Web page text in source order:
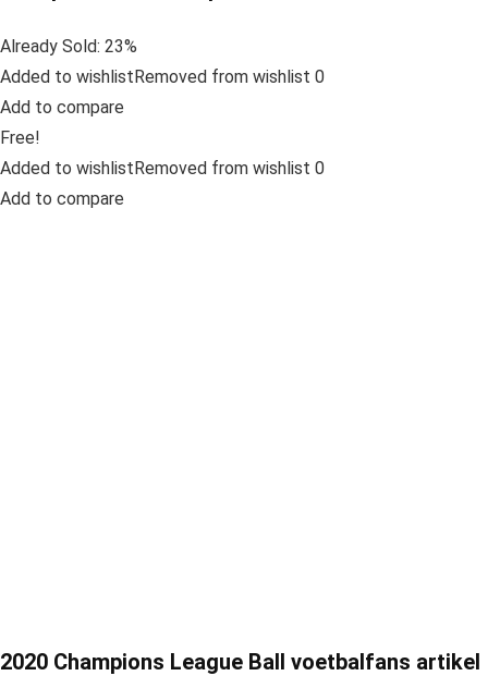
Already Sold: 23%
Added to wishlistRemoved from wishlist 0
Add to compare
Free!
Added to wishlistRemoved from wishlist 0
Add to compare
2020 Champions League Ball voetbalfans artikel